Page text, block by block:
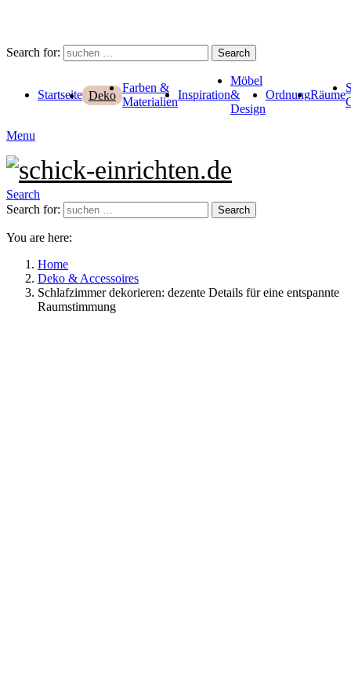
Search for: Search
Startseite Deko
Farben &
Materialien
Inspiration
Möbel
&
Design
OrdnungRäume
Menu
Search
Search for:
Search
You are here:
Home
Deko & Accessoires
Schlafzimmer dekorieren: dezente Details für eine entspannte
Raumstimmung